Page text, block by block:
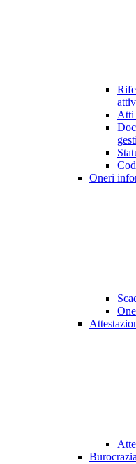
Atti
Oneri